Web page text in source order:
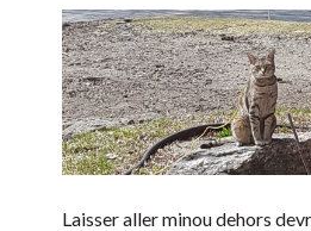
Laisser aller minou dehors